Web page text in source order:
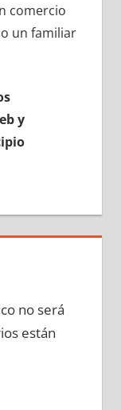
comercio
un familiar
у
no será
están